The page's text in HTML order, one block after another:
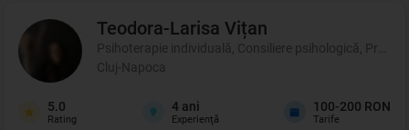
Teodora-Larisa Vițan
Psihoterapie individuală, Consiliere psihologică, Profil
Cluj-Napoca
5.0
Rating
4 ani
Experienţă
100-200 RON
Tarife